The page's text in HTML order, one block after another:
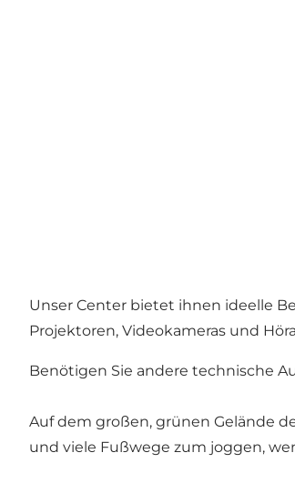
Unser Center bietet ihnen ideelle
Projektoren, Videokameras und
Benötigen Sie andere technische
Auf dem großen, grünen Gelände
und viele Fußwege zum joggen,